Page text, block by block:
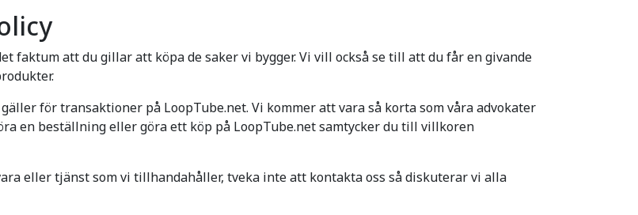
faktum att du gillar att köpa de saker vi bygger. Vi vill också se till att du får en givande
för transaktioner på LoopTube.net. Vi kommer att vara så korta som våra advokater
en beställning eller göra ett köp på LoopTube.net samtycker du till villkoren
eller tjänst som vi tillhandahåller, tveka inte att kontakta oss så diskuterar vi alla